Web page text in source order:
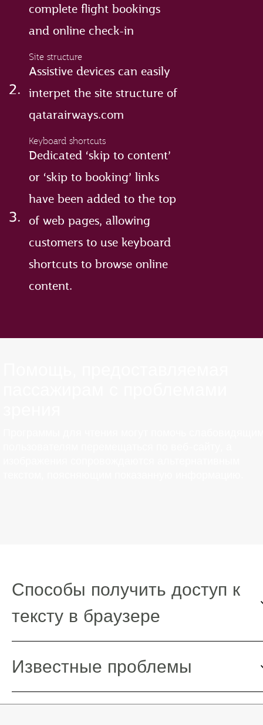
complete flight bookings
and online check-in
Site structure
Assistive devices can easily
interpet the site structure of
qatarairways.com
Keyboard shortcuts
Dedicated ‘skip to content’
or ‘skip to booking’ links
have been added to the top
of web pages, allowing
customers to use keyboard
shortcuts to browse online
content.
Способы получить доступ к
тексту в браузере
Известные проблемы